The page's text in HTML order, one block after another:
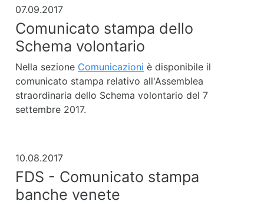
07.09.2017
Comunicato stampa dello
Schema volontario
Nella sezione Comunicazioni è disponibile il
comunicato stampa relativo all'Assemblea
straordinaria dello Schema volontario del 7
settembre 2017.
10.08.2017
FDS - Comunicato stampa
banche venete